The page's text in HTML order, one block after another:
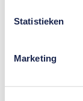
Statistieken
Marketing